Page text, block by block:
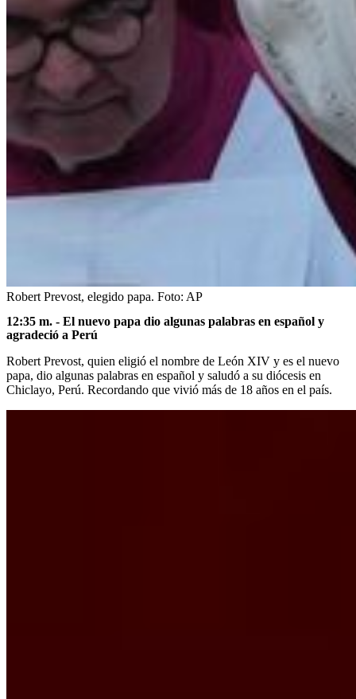
Robert Prevost, elegido papa. Foto: AP
12:35 m. - El nuevo papa dio algunas palabras en español y
agradeció a Perú
Robert Prevost, quien eligió el nombre de León XIV y es el nuevo
papa, dio algunas palabras en español y saludó a su diócesis en
Chiclayo, Perú. Recordando que vivió más de 18 años en el país.